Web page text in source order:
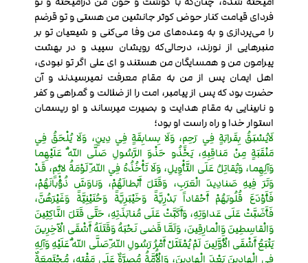
فردای قیامت کنار حوض کوثر جانشین من هستی و تو قرضم
را می‌پردازی و به وعده‌های من وفا می‌کنی و شیعیان تو بر
منبرهایی از نورند، درحالی‌که رویشان سپید و در بهشت
پیرامون من و همسایگان من هستند و ای علی اگر تو نبودی،
اهل ایمان پس از من به مقام معرفت نمیرسیدند و آن
حضرت بود که پس از پیامبر، امت را از ضلالت و گمراهی و کفر
و نابینایی به مقام هدایت و بصیرت میرساند و او ریسمان
استوار خدا و راه راست او بود؛
لَايُسْبَقُ بِقَرابَةٍ فِي رَحِمٍ، وَلَا بِسابِقَةٍ فِي دِينٍ، وَلَا يُلْحَقُ فِي
مَنْقَبَةٍ مِنْ مَناقِبِهِ، يَحْذُو حَذْوَ الرَّسُولِ صَلَّى اللّهُ عَلَيْهِما
وَآلِهِما، وَيُقاتِلُ عَلَى التَّأْوِيلِ، وَلَا تَأْخُذُهُ فِي اللّهِ لَوْمَةُ لائِمٍ، قَدْ
وَتَرَ فِيهِ صَنادِيدَ الْعَرَبِ، وَقَتَلَ أَبْطالَهُمْ، وَناوَشَ ذُؤْبانَهُمْ،
فَأَوْدَعَ قُلُوبَهُمْ أَحْقاداً بَدْرِيَّةً وَخَيْبَرِيَّةً وَحُنَيْنِيَّةً وَغَيْرَهُنَّ،
فَأَضَبَّتْ عَلَى عَداوَتِهِ، وَأَكَبَّتْ عَلَى مُنابَذَتِهِ، حَتَّى قَتَلَ النَّاكِثِينَ
وَالْقاسِطِينَ وَالْمارِقِينَ، وَلَمَّا قَضى نَحْبَهُ وَقَتَلَهُ أَشْقَى الْآخِرِينَ
يَتْبَعُ أَشْقَى الْأَوَّلِينَ لَمْ يُمْتَثَلْ أَمْرُ رَسُولِ اللّهِ صَلَّى اللّهُ عَلَيْهِ وَآلِهِ
فِي الْهادِينَ بَعْدَ الْهادِينَ، وَالْأُمَّةُ مُصِرَّةٌ عَلَى مَقْتِهِ، مُجْتَمِعَةٌ